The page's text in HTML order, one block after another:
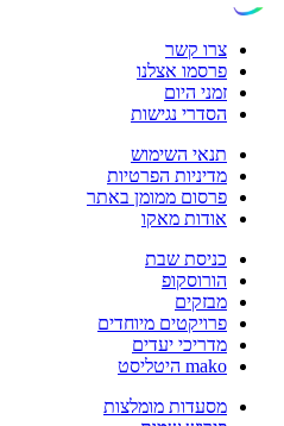
צרו קשר
פרסמו אצלנו
זמני היום
הסדרי נגישות
תנאי השימוש
מדיניות הפרטיות
פרסום ממומן באתר
אודות מאקו
כניסת שבת
הורוסקופ
מבזקים
פרויקטים מיוחדים
מדריכי יעדים
mako היטליסט
מסעדות מומלצות